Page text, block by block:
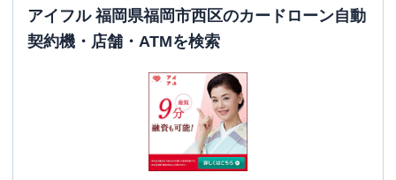
アイフル 福岡県福岡市西区のカードローン自動
契約機・店舗・ATMを検索